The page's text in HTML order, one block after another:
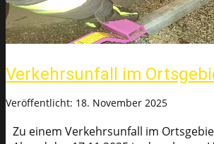
Verkehrsunfall im
Veröffentlicht: 18. November 2025
Zu einem Verkehrsunfall im